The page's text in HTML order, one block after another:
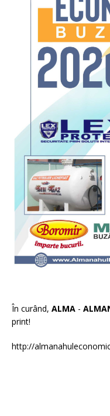
În curând, ALMA -
print!
http://